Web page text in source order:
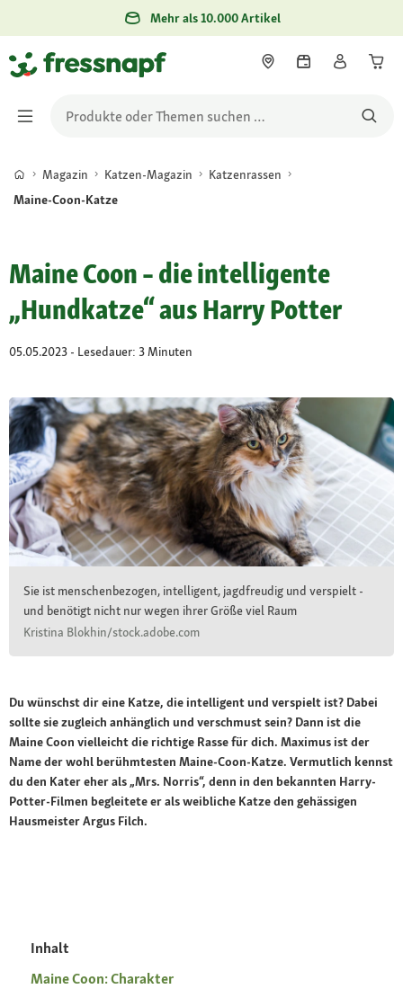
Mehr als 10.000 Artikel
Magazin Katzen-Magazin
Katzenrassen
Maine-Coon-Katze
Maine Coon – die intelligente
„Hundkatze“ aus Harry Potter
05.05.2023 - Lesedauer: 3 Minuten
Sie ist menschenbezogen, intelligent, jagdfreudig und verspielt -
und benötigt nicht nur wegen ihrer Größe viel Raum
Kristina Blokhin/stock.adobe.com
Du wünschst dir eine Katze, die intelligent und verspielt ist? Dabei
sollte sie zugleich anhänglich und verschmust sein? Dann ist die
Maine Coon vielleicht die richtige Rasse für dich. Maximus ist der
Name der wohl berühmtesten Maine-Coon-Katze. Vermutlich kennst
du den Kater eher als „Mrs. Norris“, denn in den bekannten Harry-
Potter-Filmen begleitete er als weibliche Katze den gehässigen
Hausmeister Argus Filch.
Inhalt
Maine Coon: Charakter